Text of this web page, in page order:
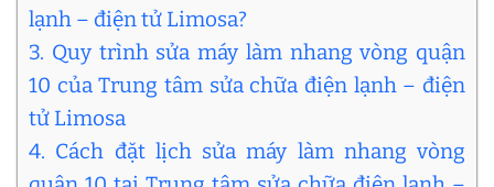
lạnh – điện tử Limosa?
3. Quy trình sửa máy làm nhang vòng quận
10 của Trung tâm sửa chữa điện lạnh – điện
tử Limosa
4. Cách đặt lịch sửa máy làm nhang vòng